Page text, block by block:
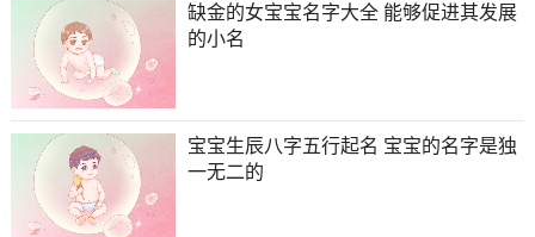
缺金的女宝宝名字大全 能够促进其发展
的小名
宝宝生辰八字五行起名 宝宝的名字是独
一无二的